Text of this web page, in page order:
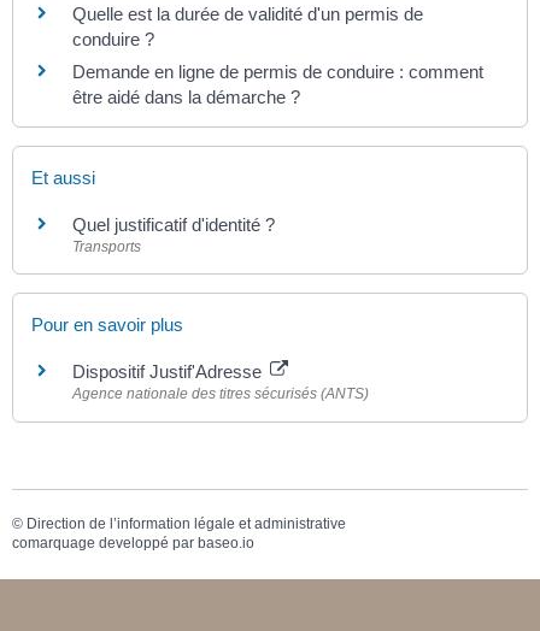
Quelle est la durée de validité d'un permis de
conduire ?
Demande en ligne de permis de conduire : comment
être aidé dans la démarche ?
Et aussi
Quel justificatif d'identité ?
Transports
Pour en savoir plus
Dispositif Justif'Adresse
Agence nationale des titres sécurisés (ANTS)
© Direction de l’information légale et administrative
comarquage developpé par baseo.io